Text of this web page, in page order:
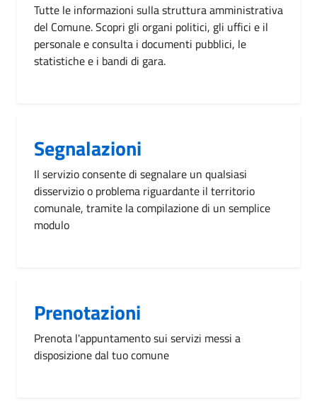
Tutte le informazioni sulla struttura amministrativa
del Comune. Scopri gli organi politici, gli uffici e il
personale e consulta i documenti pubblici, le
statistiche e i bandi di gara.
Segnalazioni
Il servizio consente di segnalare un qualsiasi
disservizio o problema riguardante il territorio
comunale, tramite la compilazione di un semplice
modulo
Prenotazioni
Prenota l'appuntamento sui servizi messi a
disposizione dal tuo comune